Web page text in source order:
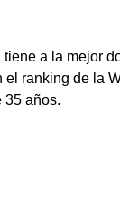
a la mejor
ranking de la
35 años.